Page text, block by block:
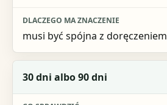
musi być spójna z doręczeniem
30 dni albo 90 dni